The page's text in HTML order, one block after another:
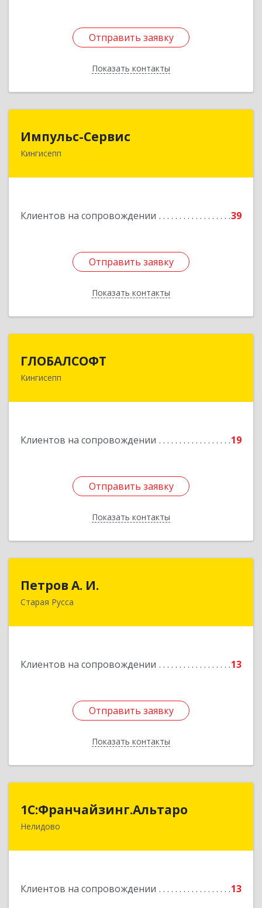
Отправить заявку
Показать контакты
Отправить заявку
Назад
Импульс-Сервис
Кингисепп
Клиентов на сопровождении 39
Отправить заявку
Показать контакты
188480, Ленинградская обл, Кингисеппский р-н,
Отправить заявку
Назад
ГЛОБАЛСОФТ
Кингисепп
Клиентов на сопровождении 19
Отправить заявку
Показать контакты
188485, Ленинградская обл, Кингисеппский р-н,
Отправить заявку
Назад
Петров А. И.
Старая Русса
Клиентов на сопровождении 13
Отправить заявку
Показать контакты
Отправить заявку
Назад
1С:Франчайзинг.Альтаро
Нелидово
Клиентов на сопровождении 13
1С:Франчайзинг.Альтаро
172527, Тверская обл, Нелидово г, Матросова